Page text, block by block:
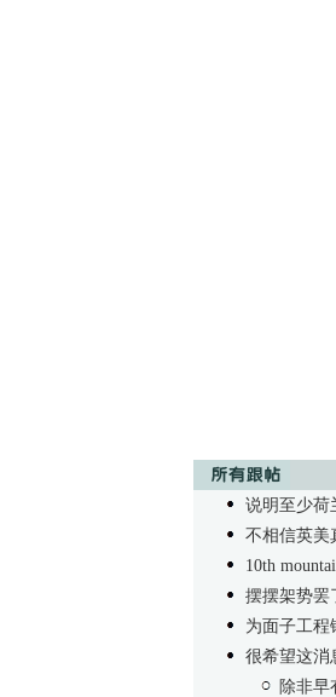
说明至少荷
不相信英美
10th
摆摆架势罢
为面子工程
很希望这消
除非早